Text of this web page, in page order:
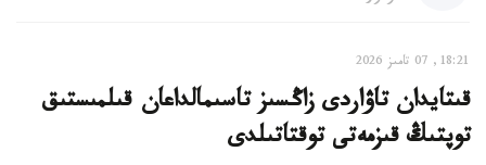
18:21, 07 تامىز 2026
قىتايدان تاۋاردى زاڭسىز تاسىمالداعان قىلمىستىق
توپتىڭ قىزمەتى توقتاتىلدى